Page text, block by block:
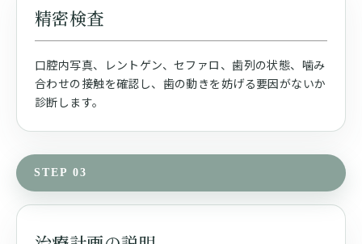
精密検査
口腔内写真、レントゲン、セファロ、歯列の状態、噛み
合わせの接触を確認し、歯の動きを妨げる要因がないか
診断します。
STEP 03